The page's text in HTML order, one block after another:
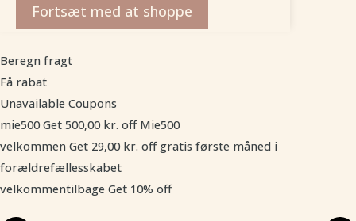
Fortsæt med at shoppe
Beregn fragt
Få rabat
Unavailable Coupons
mie500 Get 500,00 kr. off Mie500
velkommen Get 29,00 kr. off gratis første måned i
forældrefællesskabet
velkommentilbage Get 10% off